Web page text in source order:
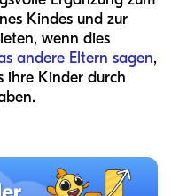
Kindes und zur
wenn dies
andere Eltern sagen,
ihre Kinder durch